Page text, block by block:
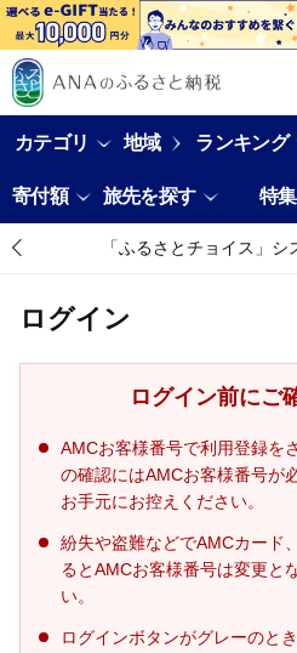
カテゴリ 地域 ランキング
寄付額 旅先を探す 特集
「ふるさとチョイス」
ログイン
ログイン前にご
AMCお客様番号で利用登録を
の確認にはAMCお客様番号が
お手元にお控えください。
紛失や盗難などでAMCカード
るとAMCお客様番号は変更と
い。
ログインボタンがグレーのと